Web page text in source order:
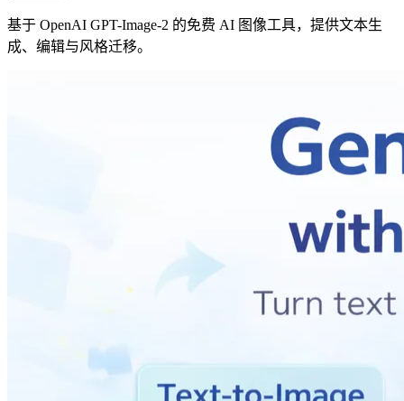
基于 OpenAI GPT-Image-2 的免费 AI 图像工具，提供文本生
成、编辑与风格迁移。